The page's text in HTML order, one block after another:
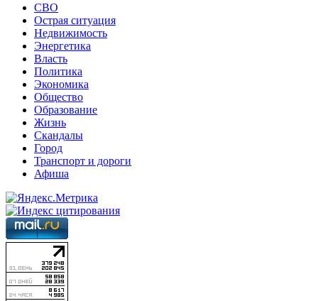
СВО
Острая ситуация
Недвижимость
Энергетика
Власть
Политика
Экономика
Общество
Образование
Жизнь
Скандалы
Город
Транспорт и дороги
Афиша